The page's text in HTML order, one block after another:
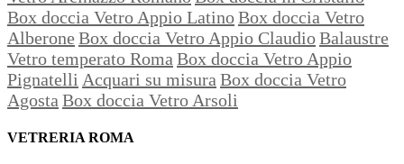
Box doccia Vetro Appio LatinoBox doccia Vetro
Alberone Box doccia Vetro Appio ClaudioBalaustre
Vetro temperato Roma Box doccia Vetro Appio
Pignatelli Acquari su misura Box doccia Vetro
Agosta Box doccia Vetro Arsoli
VETRERIA ROMA